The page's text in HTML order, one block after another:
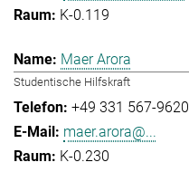
K-0.119
Maer Arora
Studentische Hilfskraft
+49 331 567-9620
maer.arora@...
K-0.230